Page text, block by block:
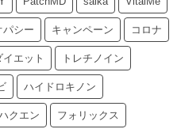
パシー キャンペーン コロナ
イエット トレチノイン
ハイドロキノン
クエン フォリックス